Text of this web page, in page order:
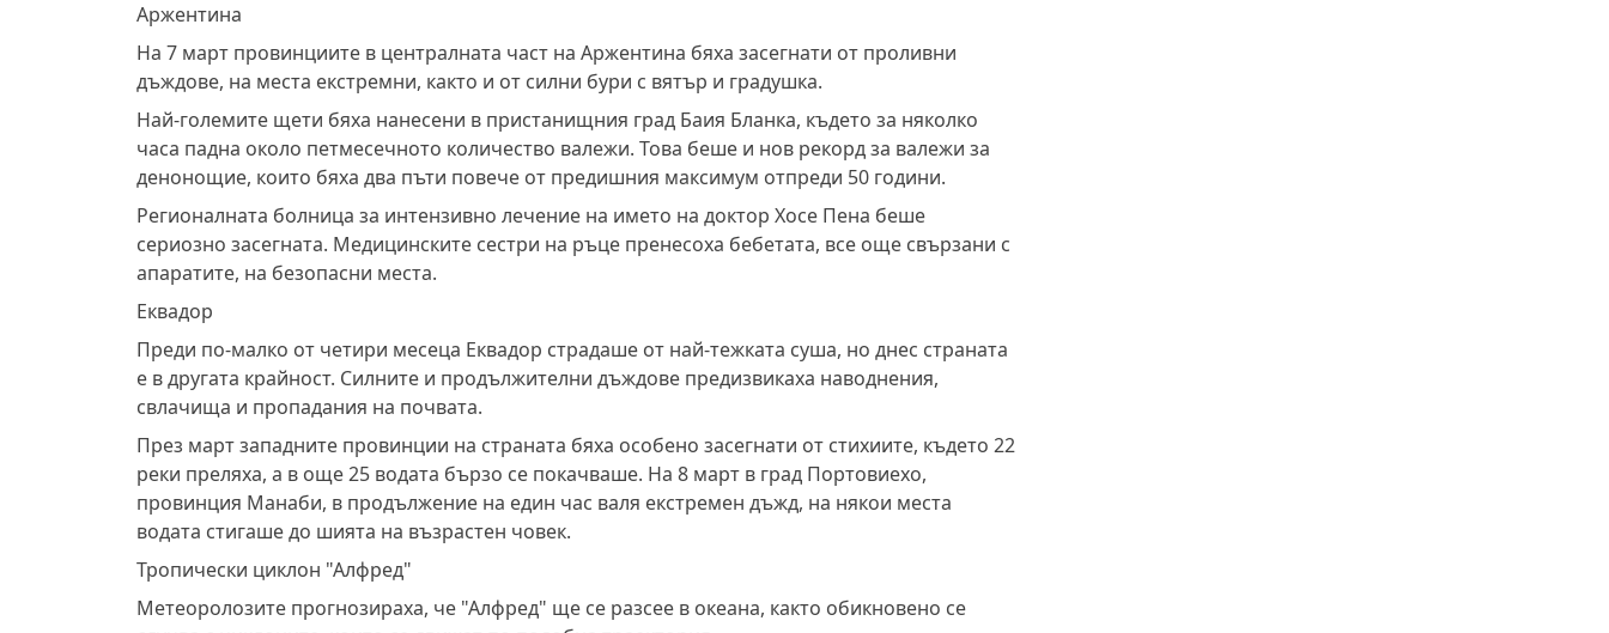
Аржентина
На 7 март провинциите в централната част на Аржентина бяха засегнати от проливни
дъждове, на места екстремни, както и от силни бури с вятър и градушка.
Най-големите щети бяха нанесени в пристанищния град Баия Бланка, където за няколко
часа падна около петмесечното количество валежи. Това беше и нов рекорд за валежи за
денонощие, които бяха два пъти повече от предишния максимум отпреди 50 години.
Регионалната болница за интензивно лечение на името на доктор Хосе Пена беше
сериозно засегната. Медицинските сестри на ръце пренесоха бебетата, все още свързани с
апаратите, на безопасни места.
Еквадор
Преди по-малко от четири месеца Еквадор страдаше от най-тежката суша, но днес страната
е в другата крайност. Силните и продължителни дъждове предизвикаха наводнения,
свлачища и пропадания на почвата.
През март западните провинции на страната бяха особено засегнати от стихиите, където 22
реки преляха, а в още 25 водата бързо се покачваше. На 8 март в град Портовиехо,
провинция Манаби, в продължение на един час валя екстремен дъжд, на някои места
водата стигаше до шията на възрастен човек.
Тропически циклон "Алфред"
Метеоролозите прогнозираха, че "Алфред" ще се разсее в океана, както обикновено се